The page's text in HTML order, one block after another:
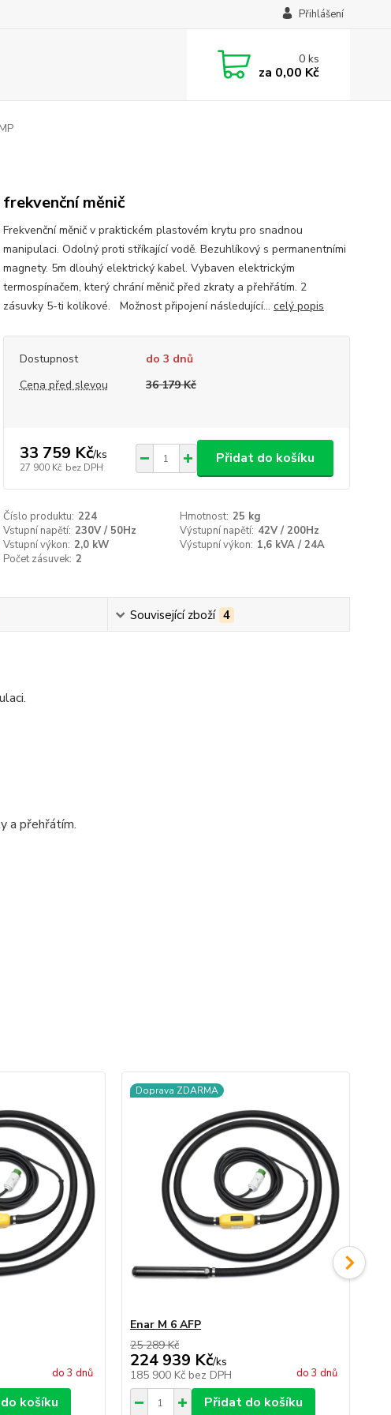
Přihlášení
0ks
za 0,00 Kč
frekvenční měnič
Frekvenční měnič v praktickém plastovém krytu pro snadnou
manipulaci. Odolný proti stříkající vodě. Bezuhlíkový s permanentními
magnety. 5m dlouhý elektrický kabel. Vybaven elektrickým
termospínačem, který chrání měnič před zkraty a přehřátím. 2
zásuvky 5-ti kolíkové. Možnost připojení následující... celý popis
Dostupnost
do 3 dnů
Cena před slevou
36 179 Kč
33 759 Kč/ks
27 900 Kč bez DPH
Přidat do košíku
Číslo produktu: 224 Hmotnost: 25 kg
Vstupní napětí: 230V / 50Hz Výstupní napětí: 42V / 200Hz
Vstupní výkon: 2,0 kW Výstupní výkon: 1,6 kVA / 24A
Počet zásuvek: 2
Související zboží 4
a přehřátím.
do 3 dnů
košíku
Doprava ZDARMA
Enar M 6 AFP
25 289 Kč
224 939 Kč/ks
185 900 Kč bez DPH do 3 dnů
Přidat do košíku